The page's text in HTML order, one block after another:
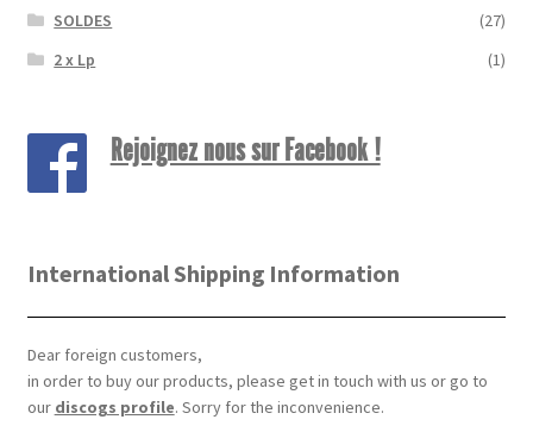
SOLDES
(27)
2 x Lp
(1)
Rejoignez nous sur Facebook !
International Shipping Information
Dear foreign customers,
in order to buy our products, please get in touch with us or go to
our discogs profile. Sorry for the inconvenience.